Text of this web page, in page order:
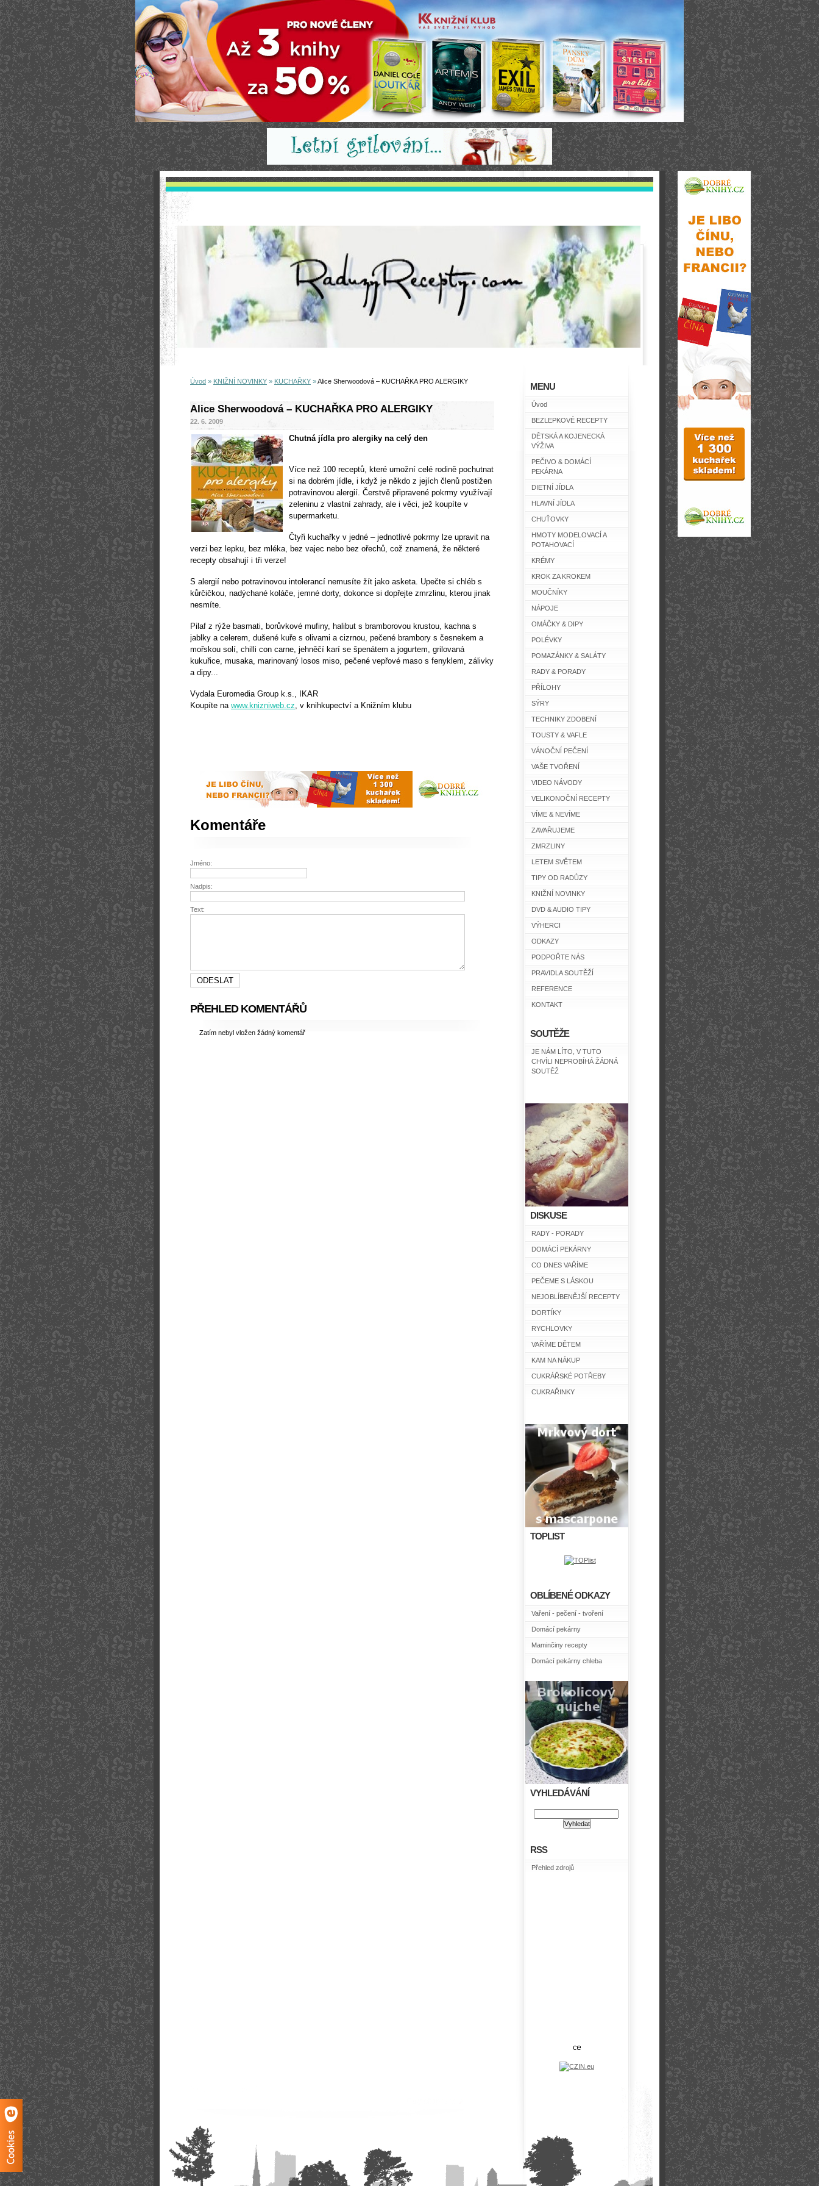
MENU
Úvod
BEZLEPKOVÉ RECEPTY
DĚTSKÁ A KOJENECKÁ
VÝŽIVA
PEČIVO & DOMÁCÍ
PEKÁRNA
DIETNÍ JÍDLA
HLAVNÍ JÍDLA
CHUŤOVKY
HMOTY MODELOVACÍ A
POTAHOVACÍ
KRÉMY
KROK ZA KROKEM
MOUČNÍKY
NÁPOJE
OMÁČKY & DIPY
POLÉVKY
POMAZÁNKY & SALÁTY
RADY & PORADY
PŘÍLOHY
SÝRY
TECHNIKY ZDOBENÍ
TOUSTY & VAFLE
VÁNOČNÍ PEČENÍ
VAŠE TVOŘENÍ
VIDEO NÁVODY
VELIKONOČNÍ RECEPTY
VÍME & NEVÍME
ZAVAŘUJEME
ZMRZLINY
LETEM SVĚTEM
TIPY OD RADŮZY
KNIŽNÍ NOVINKY
DVD & AUDIO TIPY
VÝHERCI
ODKAZY
PODPOŘTE NÁS
PRAVIDLA SOUTĚŽÍ
REFERENCE
KONTAKT
SOUTĚŽE
JE NÁM LÍTO, V TUTO
CHVÍLI NEPROBÍHÁ ŽÁDNÁ
SOUTĚŽ
DISKUSE
RADY - PORADY
DOMÁCÍ PEKÁRNY
CO DNES VAŘÍME
PEČEME S LÁSKOU
NEJOBLÍBENĚJŠÍ RECEPTY
DORTÍKY
RYCHLOVKY
VAŘÍME DĚTEM
KAM NA NÁKUP
CUKRÁŘSKÉ POTŘEBY
CUKRAŘINKY
TOPLIST
OBLÍBENÉ ODKAZY
Vaření - pečení - tvoření
Domácí pekárny
Maminčiny recepty
Domácí pekárny chleba
VYHLEDÁVÁNÍ
RSS
Přehled zdrojů
Úvod » KNIŽNÍ NOVINKY » KUCHAŘKY »Alice Sherwoodová – KUCHAŘKA PRO ALERGIKY
Alice Sherwoodová – KUCHAŘKA PRO ALERGIKY
22. 6. 2009
Chutná jídla pro alergiky na celý den
Více než 100 receptů, které umožní celé rodině pochutnat
si na dobrém jídle, i když je někdo z jejích členů postižen
potravinovou alergií. Čerstvě připravené pokrmy využívají
zeleninu z vlastní zahrady, ale i věci, jež koupíte v
supermarketu.
Čtyři kuchařky v jedné – jednotlivé pokrmy lze upravit na
verzi bez lepku, bez mléka, bez vajec nebo bez ořechů, což znamená, že některé
recepty obsahují i tři verze!
S alergií nebo potravinovou intolerancí nemusíte žít jako asketa. Upečte si chléb s
kůrčičkou, nadýchané koláče, jemné dorty, dokonce si dopřejte zmrzlinu, kterou jinak
nesmíte.
Pilaf z rýže basmati, borůvkové mufiny, halibut s bramborovou krustou, kachna s
jablky a celerem, dušené kuře s olivami a cizrnou, pečené brambory s česnekem a
mořskou solí, chilli con carne, jehněčí karí se špenátem a jogurtem, grilovaná
kukuřice, musaka, marinovaný losos miso, pečené vepřové maso s fenyklem, zálivky
a dipy...
Vydala Euromedia Group k.s., IKAR
Koupíte na www.knizniweb.cz, v knihkupectví a Knižním klubu
Komentáře
Jméno:
Nadpis:
Text:
PŘEHLED KOMENTÁŘŮ
Zatím nebyl vložen žádný komentář